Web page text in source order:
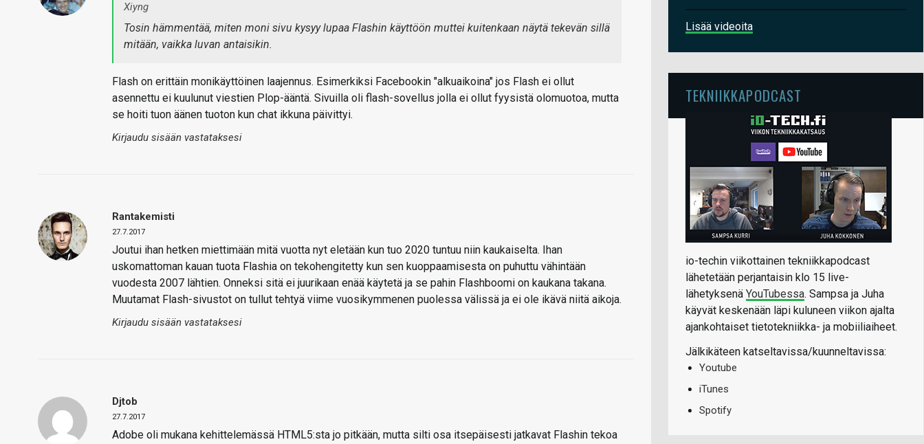
Xiyng
Tosin hämmentää, miten moni sivu kysyy lupaa Flashin käyttöön muttei kuitenkaan näytä tekevän sillä
mitään, vaikka luvan antaisikin.
Flash on erittäin monikäyttöinen laajennus. Esimerkiksi Facebookin "alkuaikoina" jos Flash ei ollut
asennettu ei kuulunut viestien Plop-ääntä. Sivuilla oli flash-sovellus jolla ei ollut fyysistä olomuotoa, mutta
se hoiti tuon äänen tuoton kun chat ikkuna päivittyi.
Kirjaudu sisään vastataksesi
Rantakemisti
27.7.2017
Joutui ihan hetken miettimään mitä vuotta nyt eletään kun tuo 2020 tuntuu niin kaukaiselta. Ihan
uskomattoman kauan tuota Flashia on tekohengitetty kun sen kuoppaamisesta on puhuttu vähintään
vuodesta 2007 lähtien. Onneksi sitä ei juurikaan enää käytetä ja se pahin Flashboomi on kaukana takana.
Muutamat Flash-sivustot on tullut tehtyä viime vuosikymmenen puolessa välissä ja ei ole ikävä niitä aikoja.
Kirjaudu sisään vastataksesi
Djtob
27.7.2017
Adobe oli mukana kehittelemässä HTML5:sta jo pitkään, mutta silti osa itsepäisesti jatkavat Flashin tekoa
Lisää videoita
TEKNIIKKAPODCAST
io-techin viikottainen tekniikkapodcast
lähetetään perjantaisin klo 15 live-
lähetyksenä YouTubessa. Sampsa ja Juha
käyvät keskenään läpi kuluneen viikon ajalta
ajankohtaiset tietotekniikka- ja mobiiliaiheet.
Jälkikäteen katseltavissa/kuunneltavissa:
Youtube
iTunes
Spotify